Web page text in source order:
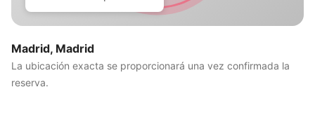
Madrid, Madrid
La ubicación exacta se proporcionará una vez confirmada la
reserva.